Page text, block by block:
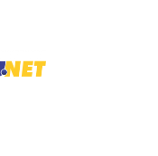
–
esportes e